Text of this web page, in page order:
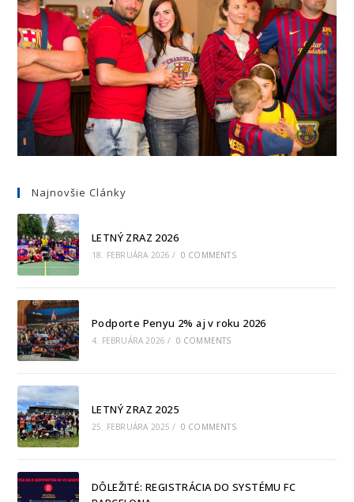
Najnovšie Clánky
LETNÝ ZRAZ 2026
18. FEBRUÁRA 2026 / 0 COMMENTS
Podporte Penyu 2% aj v roku 2026
4. FEBRUÁRA 2026 / 0 COMMENTS
LETNÝ ZRAZ 2025
25. FEBRUÁRA 2025 / 0 COMMENTS
DÔLEŽITÉ: REGISTRÁCIA DO SYSTÉMU FC